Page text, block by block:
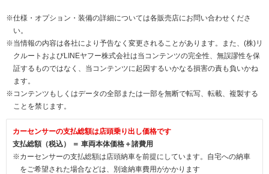
※仕様・オプション・装備の詳細については各販売店にお問い合わせくださ
い。
※当情報の内容は各社により予告なく変更されることがあります。また、(株)リ
クルートおよびLINEヤフー株式会社は当コンテンツの完全性、無誤謬性を保
証するものではなく、当コンテンツに起因するいかなる損害の責も負いかね
ます。
※コンテンツもしくはデータの全部または一部を無断で転写、転載、複製する
ことを禁じます。
カーセンサーの支払総額は店頭乗り出し価格です
支払総額（税込） ＝ 車両本体価格＋諸費用
※カーセンサーの支払総額は店頭納車を前提にしています。自宅への納車
をご希望された場合などは、別途納車費用がかかります